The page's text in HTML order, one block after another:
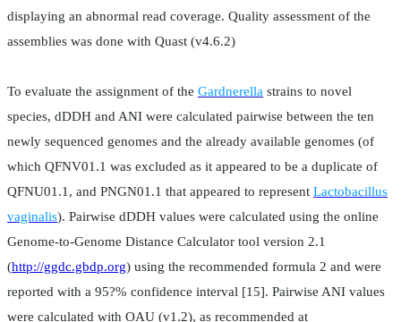
displaying an abnormal read coverage. Quality assessment of the
assemblies was done with Quast (v4.6.2)
To evaluate the assignment of the Gardnerella strains to novel
species, dDDH and ANI were calculated pairwise between the ten
newly sequenced genomes and the already available genomes (of
which QFNV01.1 was excluded as it appeared to be a duplicate of
QFNU01.1, and PNGN01.1 that appeared to represent Lactobacillus
vaginalis). Pairwise dDDH values were calculated using the online
Genome-to-Genome Distance Calculator tool version 2.1
(http://ggdc.gbdp.org) using the recommended formula 2 and were
reported with a 95?% confidence interval [15]. Pairwise ANI values
were calculated with OAU (v1.2), as recommended at